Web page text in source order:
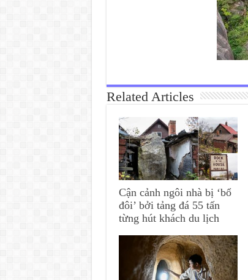
Related Articles
Cận cảnh ngôi nhà bị ‘bổ
đôi’ bởi tảng đá 55 tấn
từng hút khách du lịch